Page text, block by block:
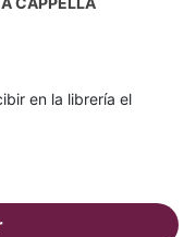
en la librería el